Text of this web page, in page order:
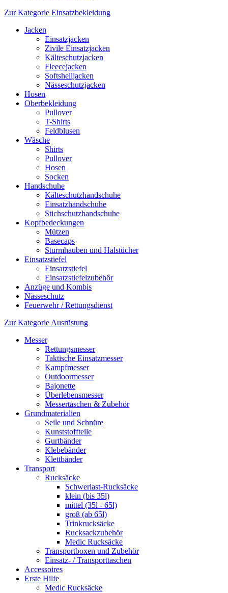
Zur Kategorie Einsatzbekleidung
Jacken
Einsatzjacken
Zivile Einsatzjacken
Kälteschutzjacken
Fleecejacken
Softshelljacken
Nässeschutzjacken
Hosen
Oberbekleidung
Pullover
T-Shirts
Feldblusen
Wäsche
Shirts
Pullover
Hosen
Socken
Handschuhe
Kälteschutzhandschuhe
Einsatzhandschuhe
Stichschutzhandschuhe
Kopfbedeckungen
Mützen
Basecaps
Sturmhauben und Halstücher
Einsatzstiefel
Einsatzstiefel
Einsatzstiefelzubehör
Anzüge und Kombis
Nässeschutz
Feuerwehr / Rettungsdienst
Zur Kategorie Ausrüstung
Messer
Rettungsmesser
Taktische Einsatzmesser
Kampfmesser
Outdoormesser
Bajonette
Überlebensmesser
Messertaschen & Zubehör
Grundmaterialien
Seile und Schnüre
Kunststoffteile
Gurtbänder
Klebebänder
Klettbänder
Transport
Rucksäcke
Schwerlast-Rucksäcke
klein (bis 35l)
mittel (35l - 65l)
groß (ab 65l)
Trinkrucksäcke
Rucksackzubehör
Medic Rucksäcke
Transportboxen und Zubehör
Einsatz- / Transporttaschen
Accessoires
Erste Hilfe
Medic Rucksäcke